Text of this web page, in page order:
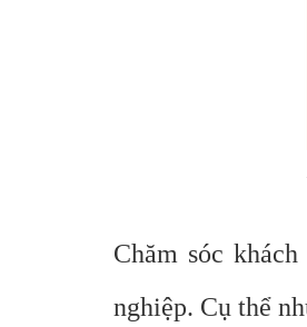
Chăm sóc
nghiệp. Cụ thể